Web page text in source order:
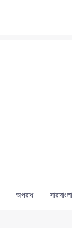
অপরাধ সারাবাংলা